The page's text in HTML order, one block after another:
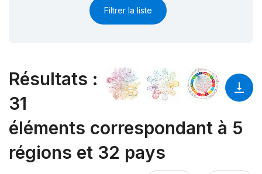
Filtrer la liste
Résultats :
31
éléments correspondant à 5
régions et 32 pays